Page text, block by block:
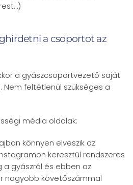
a csoportot az
a gyászcsoportvezető saját
feltétlenül szükséges a
média oldalak:
könnyen elveszik az
keresztül rendszeres
gyászról és ebben az
nagyobb követőszámmal